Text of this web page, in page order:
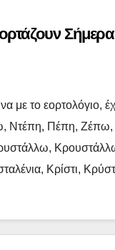
το εορτολόγιο,
Ντέπη, Πέπη,
Κρίστι,